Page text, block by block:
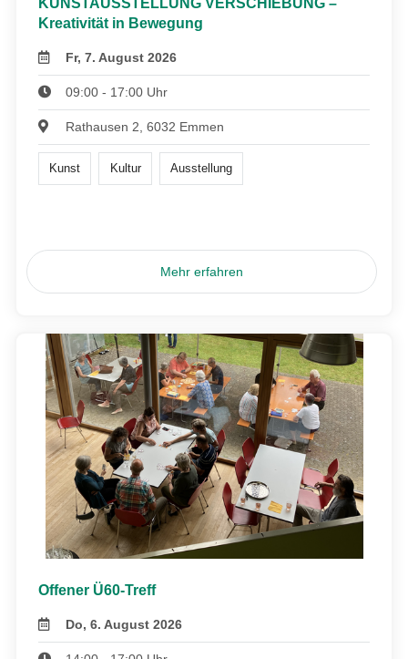
Kreativität in Bewegung
Fr, 7. August 2026
09:00 - 17:00 Uhr
Rathausen 2, 6032 Emmen
Kunst Kultur Ausstellung
Mehr erfahren
Offener Ü60-Treff
Do, 6. August 2026